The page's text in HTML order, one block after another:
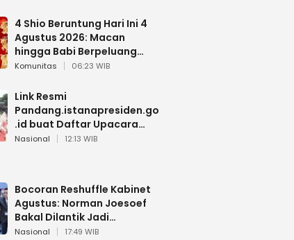
4 Shio Beruntung Hari Ini 4
Agustus 2026: Macan
hingga Babi Berpeluang
Dapat Kabar Baik
Komunitas 06:23 WIB
Link Resmi
Pandang.istanapresiden.go
.id buat Daftar Upacara
Bendera HUT RI di Istana
Nasional 12:13 WIB
Bocoran Reshuffle Kabinet
Agustus: Norman Joesoef
Bakal Dilantik Jadi
Wamenhan RI
Nasional 17:49 WIB